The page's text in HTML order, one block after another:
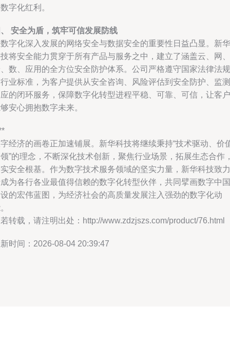
字化红利。
安全为盾，筑牢可信发展防线
字化深入发展的网络安全与数据安全的重要性日益凸显。新华
将安全能力贯穿于所有产品与服务之中，建立了涵盖云、网、
数、应用的全方位安全防护体系。公司严格遵守国家法律法规
业标准，为客户提供从安全咨询、风险评估到安全防护、监测
的闭环服务，保障数字化转型进程平稳、可靠、可信，让客户
安心拥抱数字未来。
经济的画卷正加速铺展。新华科技将继续秉持“技术驱动、价
”的理念，不断深化技术创新，聚焦行业场景，拓展生态合作
安全根基。作为数字技术服务领域的坚实力量，新华科技致力
为各行各业最值得信赖的数字化转型伙伴，共同擘画数字中国
的宏伟蓝图，为经济社会的高质量发展注入强劲的数字化动
转载，请注明出处：http://www.zdzjszs.com/product/76.html
时间：2026-08-04 20:39:47